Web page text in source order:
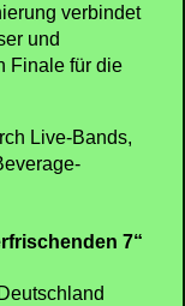
verbindet
und
Finale für die
Live-Bands,
7“